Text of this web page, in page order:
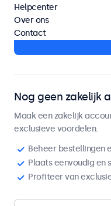
Tonen
Wachtwoord vergeten?
Nog geen zakelijk
Maak een zakelijk
exclusieve voordelen.
Beheer bestellingen
Plaats eenvoudig en
Profiteer van
Helpcenter
Over ons
Contact